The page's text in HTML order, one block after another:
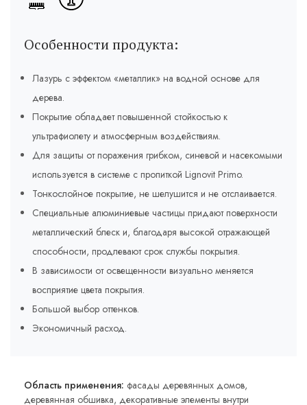
Особенности продукта:
Лазурь с эффектом «металлик» на водной основе для
дерева.
Покрытие обладает повышенной стойкостью к
ультрафиолету и атмосферным воздействиям.
Для защиты от поражения грибком, синевой и насекомыми
используется в системе с пропиткой Lignovit Primo.
Тонкослойное покрытие, не шелушится и не отслаивается.
Специальные алюминиевые частицы придают поверхности
металлический блеск и, благодаря высокой отражающей
способности, продлевают срок службы покрытия.
В зависимости от освещенности визуально меняется
восприятие цвета покрытия.
Большой выбор оттенков.
Экономичный расход.
Область применения: фасады деревянных домов,
деревянная обшивка, декоративные элементы внутри